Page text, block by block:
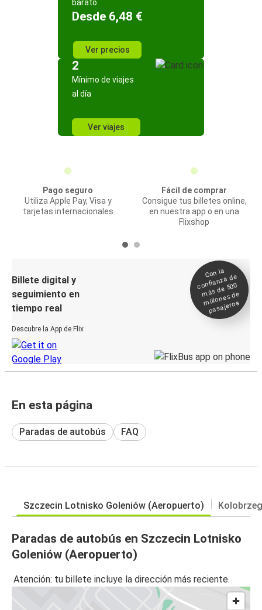
barato
Desde 6,48 €
Ver precios
2
Mínimo de viajes
al día
Ver viajes
Pago seguro
Utiliza Apple Pay, Visa y
tarjetas internacionales
Fácil de comprar
Consigue tus billetes online,
en nuestra app o en una
Flixshop
Billete digital y
seguimiento en
tiempo real
Descubre la App de Flix
Con la
confianza de
más de 500
millones de
pasajeros
En esta página
Paradas de autobús FAQ
Szczecin Lotnisko Goleniów (Aeropuerto) Kolobrzeg
Paradas de autobús en Szczecin Lotnisko
Goleniów (Aeropuerto)
Atención: tu billete incluye la dirección más reciente.